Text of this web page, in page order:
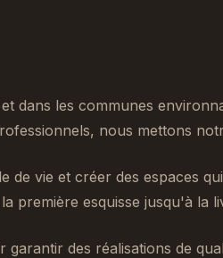
dans les communes
nous mettons
vie et créer des espaces
première esquisse jusqu'à la
des réalisations de